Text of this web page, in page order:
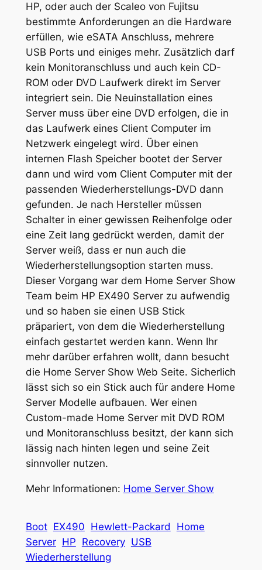
HP, oder auch der Scaleo von Fujitsu
bestimmte Anforderungen an die Hardware
erfüllen, wie eSATA Anschluss, mehrere
USB Ports und einiges mehr. Zusätzlich darf
kein Monitoranschluss und auch kein CD-
ROM oder DVD Laufwerk direkt im Server
integriert sein. Die Neuinstallation eines
Server muss über eine DVD erfolgen, die in
das Laufwerk eines Client Computer im
Netzwerk eingelegt wird. Über einen
internen Flash Speicher bootet der Server
dann und wird vom Client Computer mit der
passenden Wiederherstellungs-DVD dann
gefunden. Je nach Hersteller müssen
Schalter in einer gewissen Reihenfolge oder
eine Zeit lang gedrückt werden, damit der
Server weiß, dass er nun auch die
Wiederherstellungsoption starten muss.
Dieser Vorgang war dem Home Server Show
Team beim HP EX490 Server zu aufwendig
und so haben sie einen USB Stick
präpariert, von dem die Wiederherstellung
einfach gestartet werden kann. Wenn Ihr
mehr darüber erfahren wollt, dann besucht
die Home Server Show Web Seite. Sicherlich
lässt sich so ein Stick auch für andere Home
Server Modelle aufbauen. Wer einen
Custom-made Home Server mit DVD ROM
und Monitoranschluss besitzt, der kann sich
lässig nach hinten legen und seine Zeit
sinnvoller nutzen.
Mehr Informationen: Home Server Show
Boot EX490 Hewlett-Packard
Home
Server HP Recovery USB
Wiederherstellung